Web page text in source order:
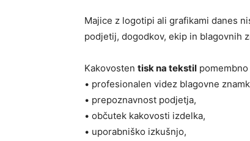
Majice z logotipi ali grafikami danes
podjetij, dogodkov, ekip in blagovnih
Kakovosten tisk na tekstil
• profesionalen videz blagovne
• prepoznavnost podjetja,
• občutek kakovosti izdelka,
• uporabniško izkušnjo,